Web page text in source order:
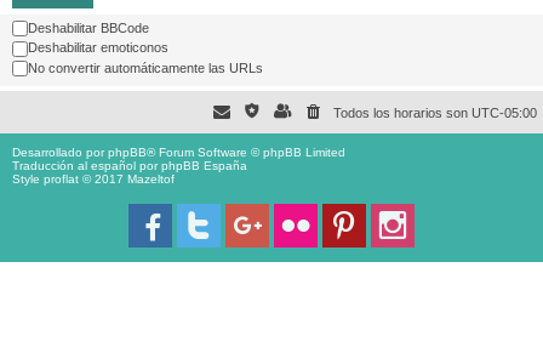
Deshabilitar BBCode
Deshabilitar emoticonos
No convertir automáticamente las URLs
Todos los horarios son UTC-05:00
Desarrollado porphpBB® Forum Software © phpBB Limited
Traducción al español porphpBB España
Style proflat © 2017 Mazeltof